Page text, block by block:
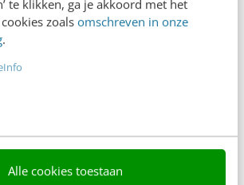
te klikken, ga je akkoord met het
zoals omschreven in onze
.
Alle cookies toestaan